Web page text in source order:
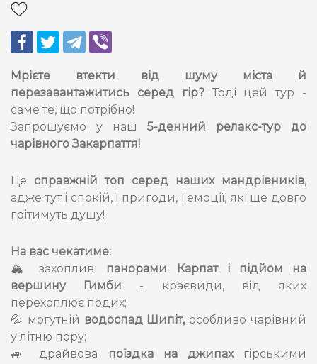
Мрієте втекти від шуму міста й
перезавантажитись серед гір?Тоді цей тур -
саме те, що потрібно!
Запрошуємо у наш 5-денний релакс-тур до
чарівного Закарпаття!
Це справжній топ серед наших мандрівників,
адже тут і спокій, і пригоди, і емоції, які ще довго
грітимуть душу!
На вас чекатиме:
🏔 захопливі панорами Карпат і підйом на
вершину Гимби - краєвиди, від яких
перехоплює подих;
💦 могутній водоспад Шипіт,особливо чарівний
у літню пору;
🚙 драйвова
поїздка на джипахгірськими